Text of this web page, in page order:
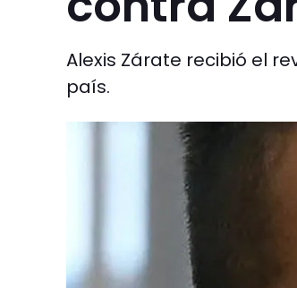
Alexis Zárate recibió el
país.